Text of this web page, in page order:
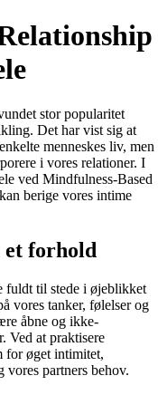
stor popularitet
Det har vist sig at
menneskes liv, men
i vores relationer. I
ved Mindfulness-Based
berige vores intime
et forhold
fuldt til stede i øjeblikket
vores tanker, følelser og
åbne og ikke-
Ved at praktisere
for øget intimitet,
vores partners behov.